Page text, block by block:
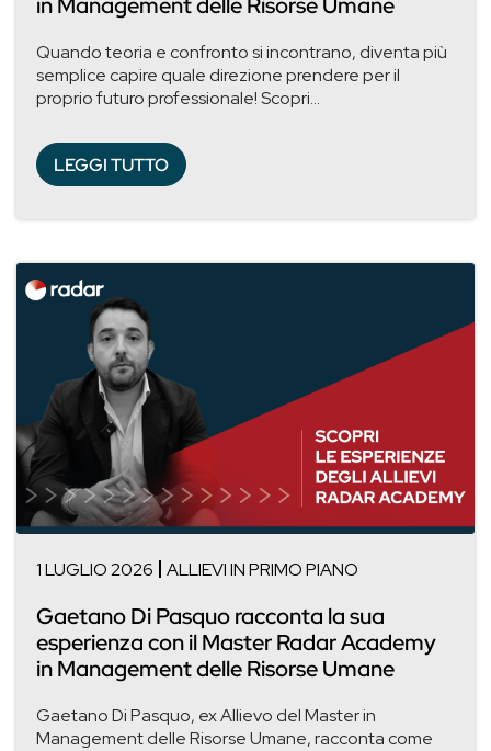
Quando teoria e confronto si incontrano, diventa più
semplice capire quale direzione prendere per il
proprio futuro professionale! Scopri...
LEGGI TUTTO
1 LUGLIO 2026 ALLIEVI IN PRIMO PIANO
Gaetano Di Pasquo racconta la sua
esperienza con il Master Radar Academy
in Management delle Risorse Umane
Gaetano Di Pasquo, ex Allievo del Master in
Management delle Risorse Umane, racconta come